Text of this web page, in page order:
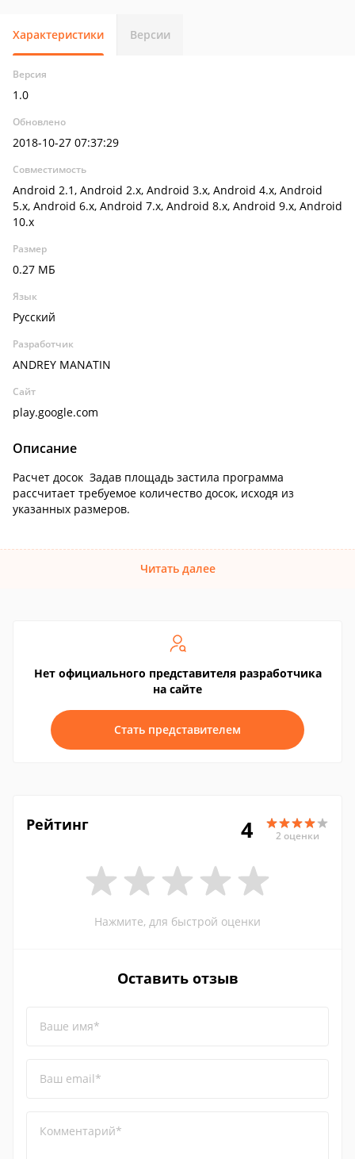
Характеристики Версии
Версия
1.0
Обновлено
2018-10-27 07:37:29
Совместимость
Android 2.1, Android 2.x, Android 3.x, Android 4.x, Android
5.x, Android 6.x, Android 7.x, Android 8.x, Android 9.x, Android
10.x
Размер
0.27 МБ
Язык
Русский
Разработчик
ANDREY MANATIN
Сайт
play.google.com
Описание
Расчет досок Задав площадь застила программа
рассчитает требуемое количество досок, исходя из
указанных размеров.
Читать далее
Нет официального представителя разработчика
на сайте
Стать представителем
Рейтинг 4 2 оценки
Нажмите, для быстрой оценки
Оставить отзыв
Ваше имя*
Ваш email*
Комментарий*